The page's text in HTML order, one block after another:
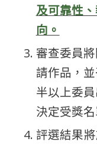
及可靠性
向。
審查委員
請作品，
半以上委
決定受獎名
評選結果